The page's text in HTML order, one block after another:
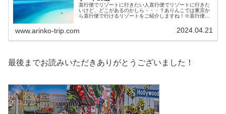
直行便でリゾートに行きたい人直行便でリゾートに行きた
いけど、どこがあるのかしら・・・？ありんこでは東京か
ら直行便で行けるリゾートをご紹介しますね！※直行便の
www.arinko-trip.com 2024.04.21
最後までお読みいただきありがとうございました！